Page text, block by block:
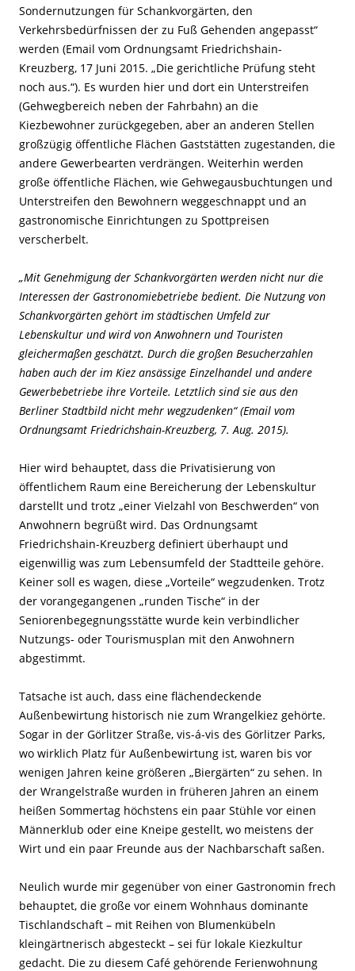
Sondernutzungen für Schankvorgärten, den
Verkehrsbedürfnissen der zu Fuß Gehenden angepasst“
werden (Email vom Ordnungsamt Friedrichshain-
Kreuzberg, 17 Juni 2015. „Die gerichtliche Prüfung steht
noch aus.“). Es wurden hier und dort ein Unterstreifen
(Gehwegbereich neben der Fahrbahn) an die
Kiezbewohner zurückgegeben, aber an anderen Stellen
großzügig öffentliche Flächen Gaststätten zugestanden, die
andere Gewerbearten verdrängen. Weiterhin werden
große öffentliche Flächen, wie Gehwegausbuchtungen und
Unterstreifen den Bewohnern weggeschnappt und an
gastronomische Einrichtungen zu Spottpreisen
verscherbelt.
„Mit Genehmigung der Schankvorgärten werden nicht nur die
Interessen der Gastronomiebetriebe bedient. Die Nutzung von
Schankvorgärten gehört im städtischen Umfeld zur
Lebenskultur und wird von Anwohnern und Touristen
gleichermaßen geschätzt. Durch die großen Besucherzahlen
haben auch der im Kiez ansässige Einzelhandel und andere
Gewerbebetriebe ihre Vorteile. Letztlich sind sie aus den
Berliner Stadtbild nicht mehr wegzudenken“ (Email vom
Ordnungsamt Friedrichshain-Kreuzberg, 7. Aug. 2015).
Hier wird behauptet, dass die Privatisierung von
öffentlichem Raum eine Bereicherung der Lebenskultur
darstellt und trotz „einer Vielzahl von Beschwerden“ von
Anwohnern begrüßt wird. Das Ordnungsamt
Friedrichshain-Kreuzberg definiert überhaupt und
eigenwillig was zum Lebensumfeld der Stadtteile gehöre.
Keiner soll es wagen, diese „Vorteile“ wegzudenken. Trotz
der vorangegangenen „runden Tische“ in der
Seniorenbegegnungsstätte wurde kein verbindlicher
Nutzungs- oder Tourismusplan mit den Anwohnern
abgestimmt.
Tatsache ist auch, dass eine flächendeckende
Außenbewirtung historisch nie zum Wrangelkiez gehörte.
Sogar in der Görlitzer Straße, vis-á-vis des Görlitzer Parks,
wo wirklich Platz für Außenbewirtung ist, waren bis vor
wenigen Jahren keine größeren „Biergärten“ zu sehen. In
der Wrangelstraße wurden in früheren Jahren an einem
heißen Sommertag höchstens ein paar Stühle vor einen
Männerklub oder eine Kneipe gestellt, wo meistens der
Wirt und ein paar Freunde aus der Nachbarschaft saßen.
Neulich wurde mir gegenüber von einer Gastronomin frech
behauptet, die große vor einem Wohnhaus dominante
Tischlandschaft – mit Reihen von Blumenkübeln
kleingärtnerisch abgesteckt – sei für lokale Kiezkultur
gedacht. Die zu diesem Café gehörende Ferienwohnung